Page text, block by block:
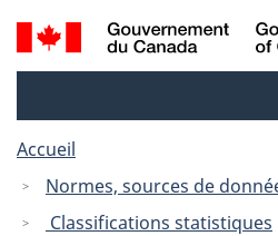
au
à
Recherche
et
Accueil
Normes, sources de
Classifications statistiques